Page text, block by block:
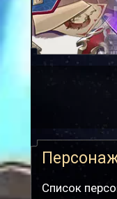
Список